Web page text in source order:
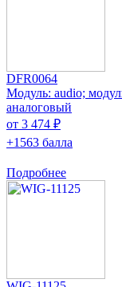
DFR0064
Модуль: audio;
аналоговый
от 3 474 ₽
+1563 балла
Подробнее